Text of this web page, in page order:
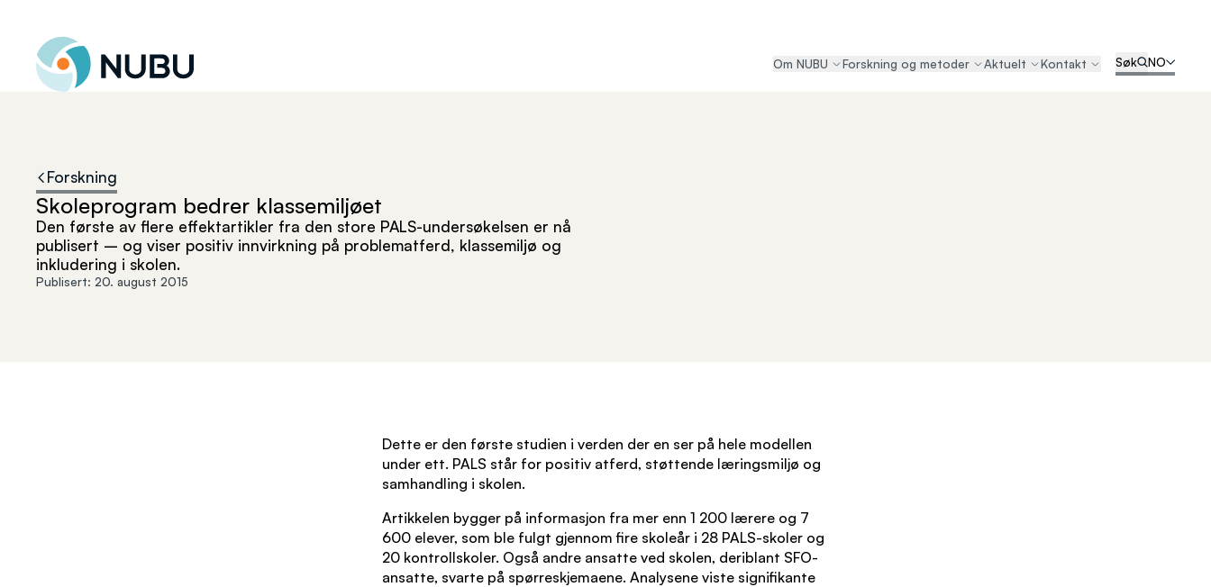
Til forsiden
Om NUBU Forskning og metoder Aktuelt Kontakt Søk NO
Forskning
Skoleprogram bedrer klassemiljøet
Den første av flere effektartikler fra den store PALS-undersøkelsen er nå
publisert – og viser positiv innvirkning på problematferd, klassemiljø og
inkludering i skolen.
Publisert: 20. august 2015
Dette er den første studien i verden der en ser på hele modellen
under ett. PALS står for positiv atferd, støttende læringsmiljø og
samhandling i skolen.
Artikkelen bygger på informasjon fra mer enn 1 200 lærere og 7
600 elever, som ble fulgt gjennom fire skoleår i 28 PALS-skoler og
20 kontrollskoler. Også andre ansatte ved skolen, deriblant SFO-
ansatte, svarte på spørreskjemaene. Analysene viste signifikante